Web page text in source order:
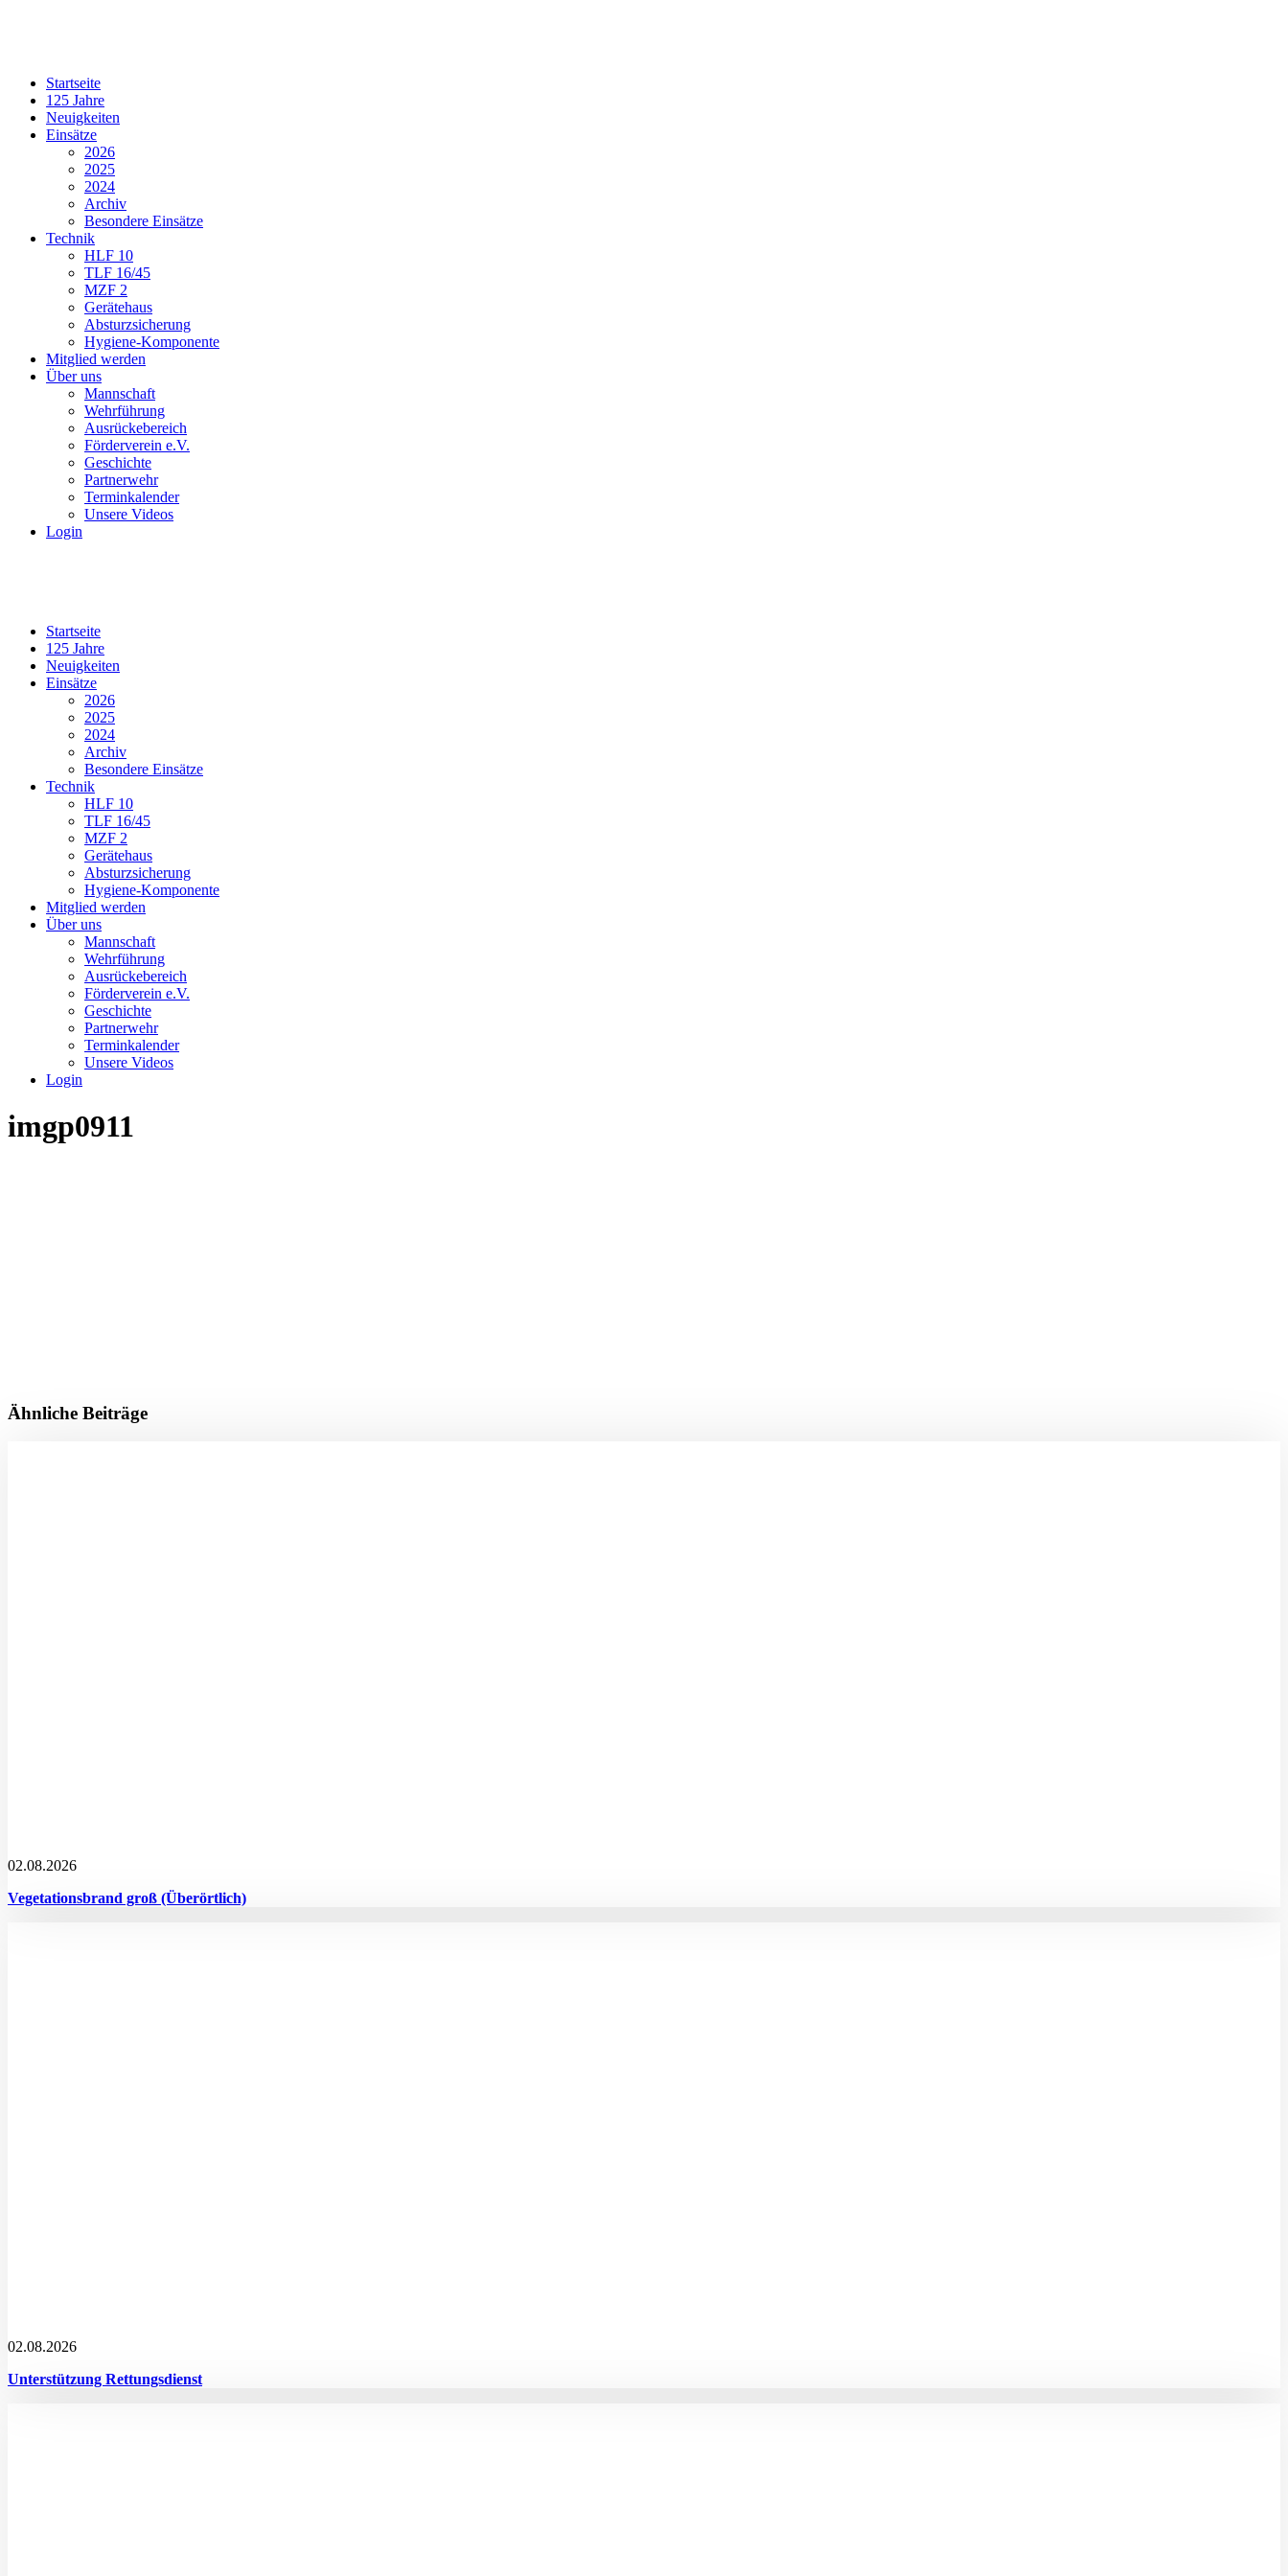
Startseite
125 Jahre
Neuigkeiten
Einsätze
2026
2025
2024
Archiv
Besondere Einsätze
Technik
HLF 10
TLF 16/45
MZF 2
Gerätehaus
Absturzsicherung
Hygiene-Komponente
Mitglied werden
Über uns
Mannschaft
Wehrführung
Ausrückebereich
Förderverein e.V.
Geschichte
Partnerwehr
Terminkalender
Unsere Videos
Login
Startseite
125 Jahre
Neuigkeiten
Einsätze
2026
2025
2024
Archiv
Besondere Einsätze
Technik
HLF 10
TLF 16/45
MZF 2
Gerätehaus
Absturzsicherung
Hygiene-Komponente
Mitglied werden
Über uns
Mannschaft
Wehrführung
Ausrückebereich
Förderverein e.V.
Geschichte
Partnerwehr
Terminkalender
Unsere Videos
Login
imgp0911
Ähnliche Beiträge
02.08.2026
Vegetationsbrand groß (Überörtlich)
02.08.2026
Unterstützung Rettungsdienst